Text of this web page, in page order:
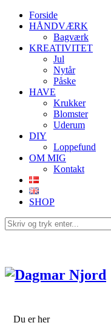
Forside
HÅNDVÆRK
Bagværk
KREATIVITET
Jul
Nytår
Påske
HAVE
Krukker
Blomster
Uderum
DIY
Loppefund
OM MIG
Kontakt
SHOP
Du er her